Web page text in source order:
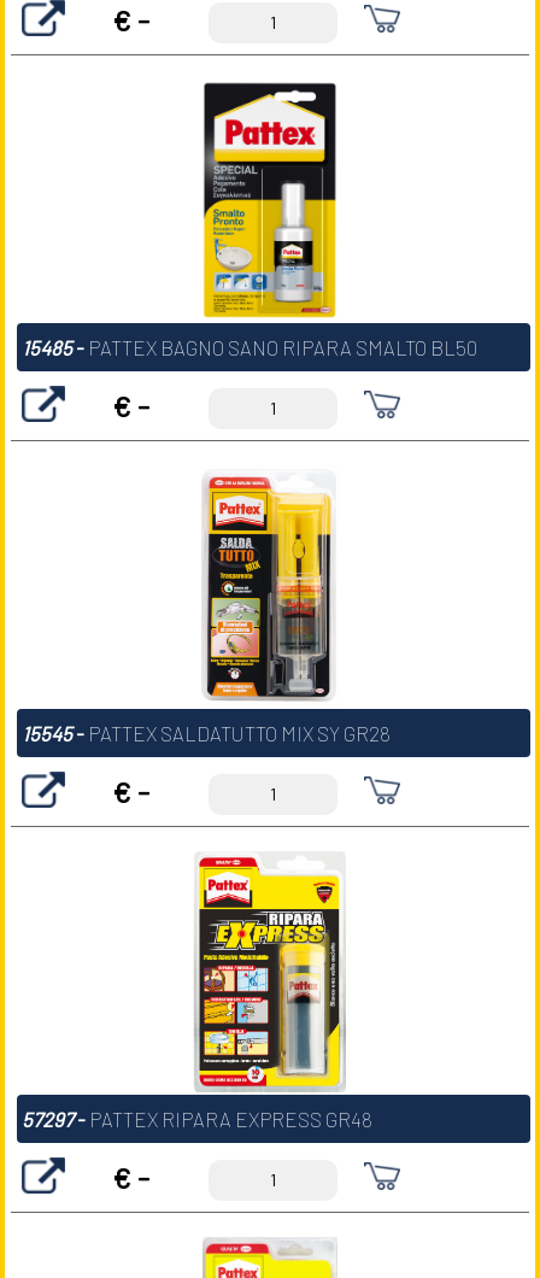
€ -
15485- PATTEX BAGNO SANO RIPARA SMALTO BL50
€ -
15545- PATTEX SALDATUTTO MIX SY GR28
€ -
57297- PATTEX RIPARA EXPRESS GR48
€ -